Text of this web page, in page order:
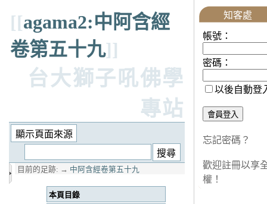
[[agama2:中阿含經
卷第五十九]]
台大獅子吼佛學
專站
目前的足跡: → 中阿含經卷第五十九
本頁目錄
知客處
帳號：
密碼：
以後自動登
忘記密碼？
歡迎註冊以享
權！